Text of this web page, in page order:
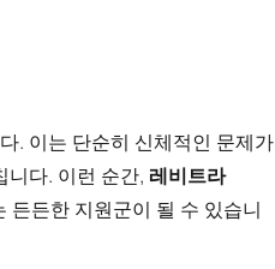
. 이는 단순히 신체적인 문제가
니다. 이런 순간, 레비트라
든든한 지원군이 될 수 있습니